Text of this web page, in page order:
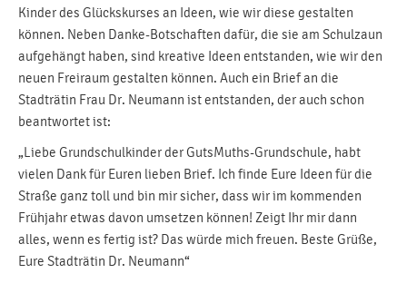
Kinder des Glückskurses an Ideen, wie wir diese gestalten
können. Neben Danke-Botschaften dafür, die sie am Schulzaun
aufgehängt haben, sind kreative Ideen entstanden, wie wir den
neuen Freiraum gestalten können. Auch ein Brief an die
Stadträtin Frau Dr. Neumann ist entstanden, der auch schon
beantwortet ist:
„Liebe Grundschulkinder der GutsMuths-Grundschule, habt
vielen Dank für Euren lieben Brief. Ich finde Eure Ideen für die
Straße ganz toll und bin mir sicher, dass wir im kommenden
Frühjahr etwas davon umsetzen können! Zeigt Ihr mir dann
alles, wenn es fertig ist? Das würde mich freuen. Beste Grüße,
Eure Stadträtin Dr. Neumann“